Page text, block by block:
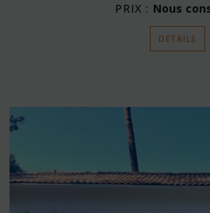
PRIX : Nous
DÉTAILS